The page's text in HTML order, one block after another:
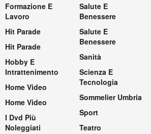
Formazione E
Lavoro
Hit Parade
Hit Parade
Hobby E
Intrattenimento
Home Video
Home Video
I Dvd Più
Noleggiati
Salute E
Benessere
Salute E
Benessere
Sanità
Scienza E
Tecnologia
Sommelier Umbria
Sport
Teatro